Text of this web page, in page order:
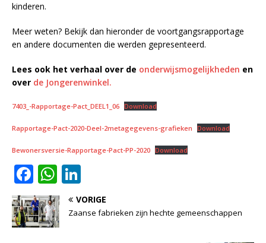
kinderen.
Meer weten? Bekijk dan hieronder de voortgangsrapportage
en andere documenten die werden gepresenteerd.
Lees ook het verhaal over de onderwijsmogelijkheden en
over de Jongerenwinkel.
7403_-Rapportage-Pact_DEEL1_06 Download
Rapportage-Pact-2020-Deel-2metagegevens-grafieken Download
Bewonersversie-Rapportage-Pact-PP-2020 Download
F
a
c
e
W
h
at
s
n
k
VORIGE
Zaanse fabrieken zijn hechte gemeenschappen